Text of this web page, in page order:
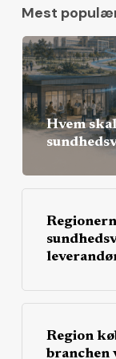
Mest
Hvem
Region
branchen